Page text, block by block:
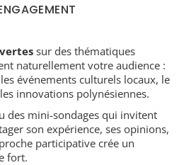
sur des thématiques
naturellement votre audience :
événements culturels locaux, le
innovations polynésiennes.
des mini-sondages qui invitent
son expérience, ses opinions,
participative crée un
fort.